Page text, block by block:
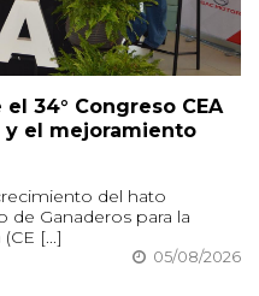
34° Congreso CEA
y el mejoramiento
del hato
de Ganaderos para la
[...]
05/08/2026